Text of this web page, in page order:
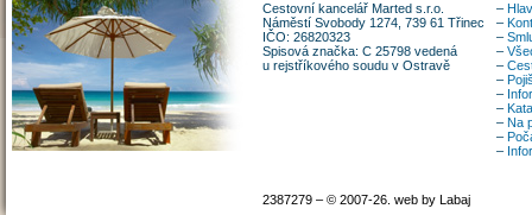
Cestovní kancelář Marted s.r.o.
Náměstí Svobody 1274, 739 61 Třinec
IČO: 26820323
Spisová značka: C 25798 vedená
u rejstříkového soudu v Ostravě
2387279 – © 2007-26. web by Labaj
–
–
–
–
–
–
–
–
– Na
–
–